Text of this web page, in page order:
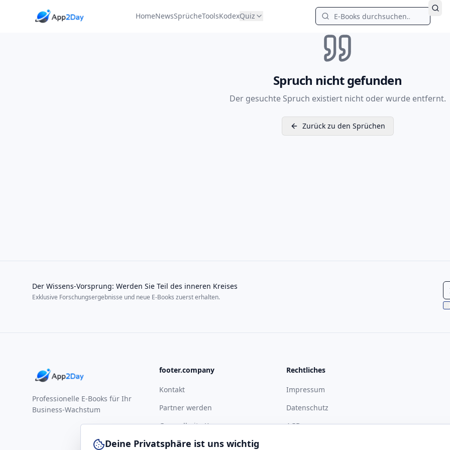
HomeNewsSprücheToolsKodexQuiz
Spruch nicht gefunden
Der gesuchte Spruch existiert nicht oder wurde entfernt.
Zurück zu den Sprüchen
Der Wissens-Vorsprung: Werden Sie Teil des inneren Kreises
Exklusive Forschungsergebnisse und neue E-Books zuerst erhalten.
Professionelle E-Books für Ihr
Business-Wachstum
footer.company
Kontakt
Partner werden
Gesundheits-Kompass
Rechtliches
Impressum
Datenschutz
AGB
Deine Privatsphäre ist uns wichtig